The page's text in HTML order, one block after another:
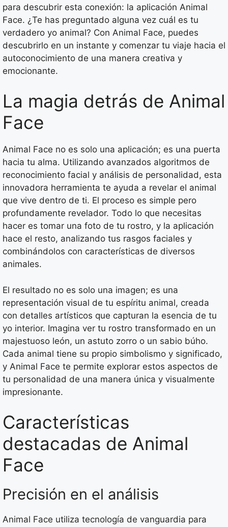
para descubrir esta conexión: la aplicación Animal
Face. ¿Te has preguntado alguna vez cuál es tu
verdadero yo animal? Con Animal Face, puedes
descubrirlo en un instante y comenzar tu viaje hacia el
autoconocimiento de una manera creativa y
emocionante.
La magia detrás de Animal
Face
Animal Face no es solo una aplicación; es una puerta
hacia tu alma. Utilizando avanzados algoritmos de
reconocimiento facial y análisis de personalidad, esta
innovadora herramienta te ayuda a revelar el animal
que vive dentro de ti. El proceso es simple pero
profundamente revelador. Todo lo que necesitas
hacer es tomar una foto de tu rostro, y la aplicación
hace el resto, analizando tus rasgos faciales y
combinándolos con características de diversos
animales.
El resultado no es solo una imagen; es una
representación visual de tu espíritu animal, creada
con detalles artísticos que capturan la esencia de tu
yo interior. Imagina ver tu rostro transformado en un
majestuoso león, un astuto zorro o un sabio búho.
Cada animal tiene su propio simbolismo y significado,
y Animal Face te permite explorar estos aspectos de
tu personalidad de una manera única y visualmente
impresionante.
Características
destacadas de Animal
Face
Precisión en el análisis
Animal Face utiliza tecnología de vanguardia para